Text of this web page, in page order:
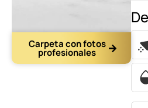
Carpeta con fotos
profesionales